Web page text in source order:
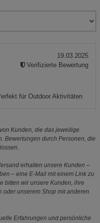
für Outdoor Aktivitäten
19.03.2025
Verifizierte Bewertung
Kunden, die das jeweilige
Bewertungen durch Personen, die
erhalten unsere Kunden –
– eine E-Mail mit einem Link zu
bitten wir unsere Kunden, ihre
oder unserem Shop mit anderen
Erfahrungen und persönliche